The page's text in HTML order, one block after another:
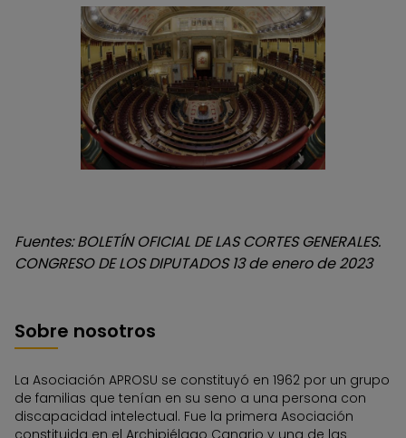
Fuentes: BOLETÍN OFICIAL DE LAS CORTES GENERALES.
CONGRESO DE LOS DIPUTADOS 13 de enero de 2023
Sobre nosotros
La Asociación APROSU se constituyó en 1962 por un grupo
de familias que tenían en su seno a una persona con
discapacidad intelectual. Fue la primera Asociación
constituida en el Archipiélago Canario y una de las